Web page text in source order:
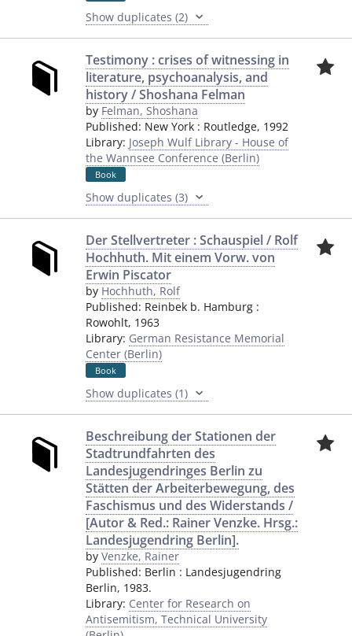
Show duplicates (2)
Testimony : crises of witnessing in
literature, psychoanalysis, and
history / Shoshana Felman
by Felman, Shoshana
Published: New York : Routledge, 1992
Library: Joseph Wulf Library - House of
the Wannsee Conference (Berlin)
Book
Show duplicates (3)
Der Stellvertreter : Schauspiel / Rolf
Hochhuth. Mit einem Vorw. von
Erwin Piscator
by Hochhuth, Rolf
Published: Reinbek b. Hamburg :
Rowohlt, 1963
Library: German Resistance Memorial
Center (Berlin)
Book
Show duplicates (1)
Beschreibung der Stationen der
Stadtrundfahrten des
Landesjugendringes Berlin zu
Stätten der Arbeiterbewegung, des
Faschismus und des Widerstands /
[Autor & Red.: Rainer Venzke. Hrsg.:
Landesjugendring Berlin].
by Venzke, Rainer
Published: Berlin : Landesjugendring
Berlin, 1983.
Library: Center for Research on
Antisemitism, Technical University